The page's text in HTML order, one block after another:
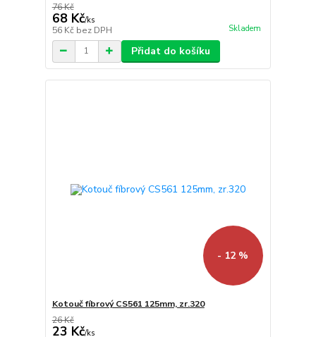
76 Kč
68 Kč/ks
56 Kč bez DPH Skladem
Přidat do košíku
- 12 %
Kotouč fíbrový CS561 125mm, zr.320
26 Kč
23 Kč/ks